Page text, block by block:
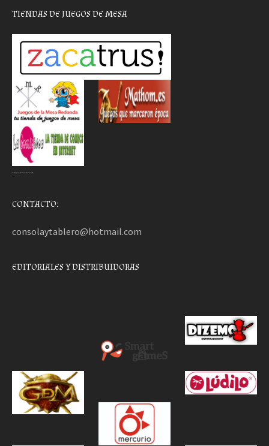
TIENDAS DE JUEGOS DE MESA
………..
CONTACTO:
consolaytablero@hotmail.com
EDITORIALES Y DISTRIBUIDORAS